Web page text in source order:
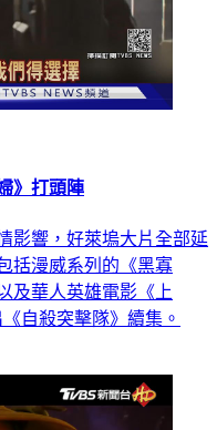
》打頭陣
影響，好萊塢大片全部延
括漫威系列的《黑寡
及華人英雄電影《上
自殺突擊隊》續集。